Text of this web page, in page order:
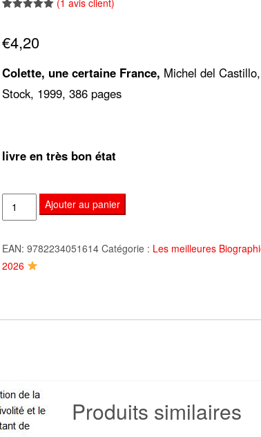
basé sur
notation
(1 avis client)
€4,20
Colette, une certaine France, Michel del Castillo,
Stock, 1999, 386 pages
livre en très bon état
quantité
de
une
certaine
del
Ajouter au panier
EAN: 9782234051614 Catégorie : Les meilleures
2026
Produits similaires